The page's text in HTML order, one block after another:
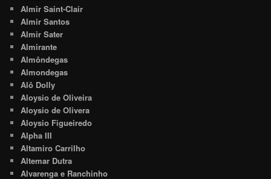
Almir Saint-Clair
Almir Santos
Almir Sater
Almirante
Almôndegas
Almondegas
Alô Dolly
Aloysio de Oliveira
Aloysio de Olivera
Aloysio Figueiredo
Alpha III
Altamiro Carrilho
Altemar Dutra
Alvarenga e Ranchinho